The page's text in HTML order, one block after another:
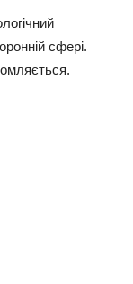
сфері.